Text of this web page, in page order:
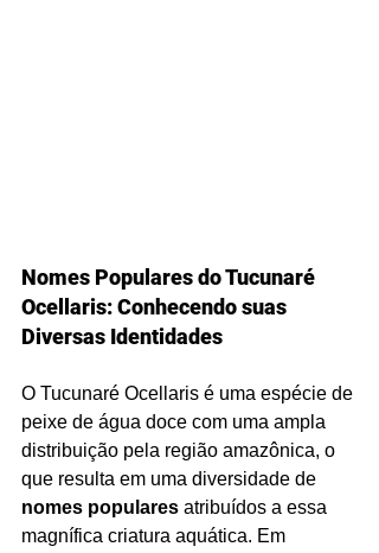
Nomes Populares do Tucunaré
Ocellaris: Conhecendo suas
Diversas Identidades
O Tucunaré Ocellaris é uma espécie de
peixe de água doce com uma ampla
distribuição pela região amazônica, o
que resulta em uma diversidade de
nomes populares atribuídos a essa
magnífica criatura aquática. Em